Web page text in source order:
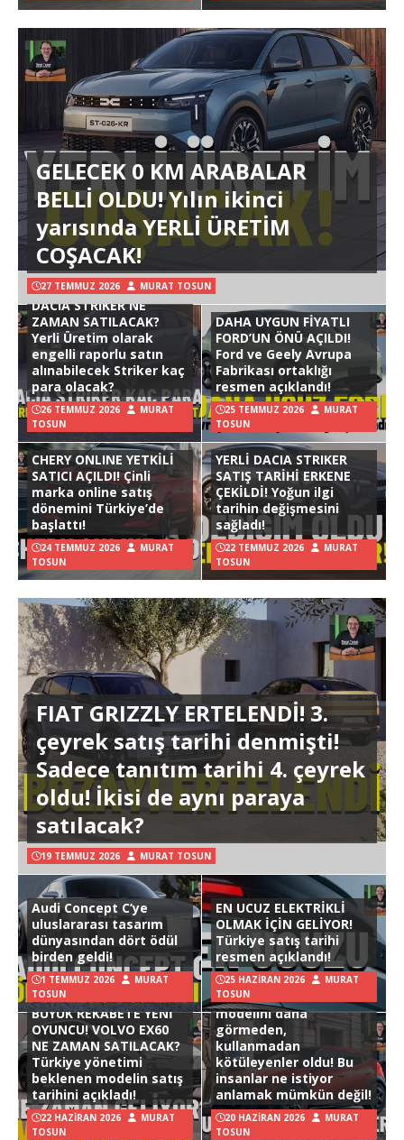
GELECEK 0 KM ARABALAR
BELLİ OLDU! Yılın ikinci
yarısında YERLİ ÜRETİM
COŞACAK!
27 TEMMUZ 2026 MURAT TOSUN
DACIA STRIKER NE
ZAMAN SATILACAK?
Yerli Üretim olarak
engelli raporlu satın
alınabilecek Striker kaç
para olacak?
26 TEMMUZ 2026
MURAT
TOSUN
DAHA UYGUN FİYATLI
FORD’UN ÖNÜ AÇILDI!
Ford ve Geely Avrupa
Fabrikası ortaklığı
resmen açıklandı!
25 TEMMUZ 2026
MURAT
TOSUN
CHERY ONLINE YETKİLİ
SATICI AÇILDI! Çinli
marka online satış
dönemini Türkiye’de
başlattı!
24 TEMMUZ 2026
MURAT
TOSUN
YERLİ DACIA STRIKER
SATIŞ TARİHİ ERKENE
ÇEKİLDİ! Yoğun ilgi
tarihin değişmesini
sağladı!
22 TEMMUZ 2026
MURAT
TOSUN
FIAT GRIZZLY ERTELENDİ! 3.
çeyrek satış tarihi denmişti!
Sadece tanıtım tarihi 4. çeyrek
oldu! İkisi de aynı paraya
satılacak?
19 TEMMUZ 2026 MURAT TOSUN
Audi Concept C’ye
uluslararası tasarım
dünyasından dört ödül
birden geldi!
1 TEMMUZ 2026
MURAT
TOSUN
EN UCUZ ELEKTRİKLİ
OLMAK İÇİN GELİYOR!
Türkiye satış tarihi
resmen açıklandı!
25 HAZIRAN 2026
MURAT
TOSUN
BÜYÜK REKABETE YENİ
OYUNCU! VOLVO EX60
NE ZAMAN SATILACAK?
Türkiye yönetimi
beklenen modelin satış
tarihini açıkladı!
22 HAZIRAN 2026
MURAT
TOSUN
Hyundai Ioniq 3
modelini daha
görmeden,
kullanmadan
kötüleyenler oldu! Bu
insanlar ne istiyor
anlamak mümkün değil!
20 HAZIRAN 2026
MURAT
TOSUN